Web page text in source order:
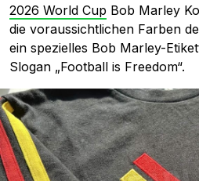
2026 World Cup Bob Marley
die voraussichtlichen Farben
ein spezielles Bob Marley-
Slogan „Football is Freedom“.